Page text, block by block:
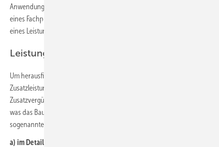
Anwendung einer konkreten Herstellungstechnik z. B. nach Plänen
eines Fachplaners. Diese Leistungsschritte sind üblicherweise in Form
eines Leistungsverzeichnisses vorgegeben.
Leistungsebene
Um herausfinden zu können, ob bestimmte Leistungen
Zusatzleistungen sind und deshalb potenziell zu einer
Zusatzvergütung führen können, muss zunächst bestimmt werden,
was das Bausoll war. Die Bestimmung des Bausolls erfolgt auf der
sogenannten Leistungsebene.
a) im Detail-Pauschalvertrag